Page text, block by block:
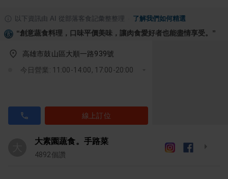
以下資訊由 AI 從部落客食記彙整整理 了解我們如何精選
“創意蔬食料理，口味平價美味，讓肉食愛好者也能盡情享受。 ”
高雄市鼓山區大順一路939號
今日營業: 11:00-14:00, 17:00-20:00
線上訂位
大素園蔬食。手路菜
4892個讚